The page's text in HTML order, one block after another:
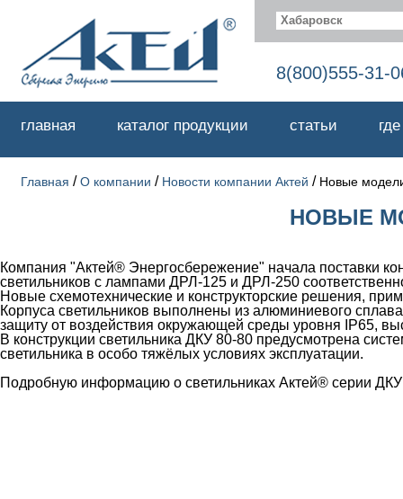
Хабаровск
8(800)555-31-
главная каталог продукции статьи
Главная /О компании / Новости компании Актей / Новые
НОВЫЕ
Компания "Актей® Энергосбережение" начала поставки
светильников с лампами ДРЛ-125 и ДРЛ-250
Новые схемотехнические и конструкторские решения,
Корпуса светильников выполнены из алюминиевого
защиту от воздействия окружающей среды уровня IP65,
В конструкции светильника ДКУ 80-80 предусмотрена
светильника в особо тяжёлых условиях эксплуатации.
Подробную информацию о светильниках Актей® серии